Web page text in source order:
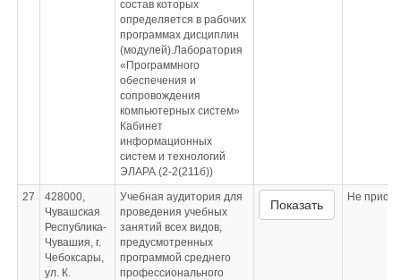
состав которых
определяется в рабочих
программах дисциплин
(модулей).Лаборатория
«Программного
обеспечения и
сопровождения
компьютерных систем»
Кабинет
информационных
систем и технологий
ЭЛАРА (2-2(211б))
27
428000,
Чувашская
Республика-
Чувашия, г.
Чебоксары,
ул. К.
Учебная аудитория для
проведения учебных
занятий всех видов,
предусмотренных
программой среднего
профессионального
Показать
Не